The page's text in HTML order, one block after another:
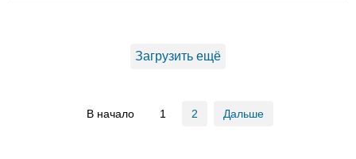
Загрузить ещё
В начало 1 2 Дальше